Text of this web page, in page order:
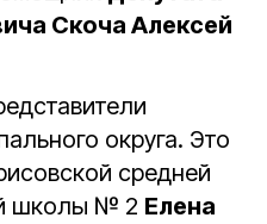
Скоча Алексей
округа. Это
средней
школы № 2 Елена